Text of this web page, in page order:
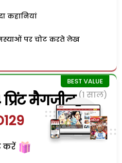
कहानियां
पर चोट करते लेख
मैगजीन (1 साल)
करें